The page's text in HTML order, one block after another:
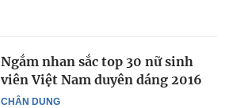
CHÂN DUNG
Ngắm nhan sắc top 30 nữ sinh
viên Việt Nam duyên dáng 2016